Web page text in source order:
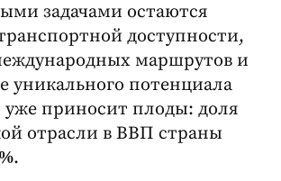
задачами остаются
доступности,
маршрутов и
уникального потенциала
уже приносит плоды: доля
отрасли в ВВП страны
.